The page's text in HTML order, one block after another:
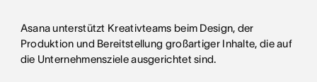
Asana unterstützt Kreativteams beim Design, der
Produktion und Bereitstellung großartiger Inhalte, die auf
die Unternehmensziele ausgerichtet sind.